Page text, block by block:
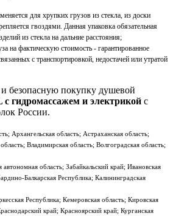
для хрупких грузов из стекла, из доски
гвоздями. Данная упаковка обязательная
из стекла на дальние расстояния;
на фактическую стоимость - гарантированное
с транспортировкой, недостачей или утратой
безопасную покупку душевой
с гидромассажем и электрикой с
России.
Архангельская область; Астраханская область;
Владимирская область; Волгоградская область;
область; Забайкальский край; Ивановская
Балкарская Республика; Калининградская
Республика; Кемеровская область; Кировская
край; Красноярский край; Курганская